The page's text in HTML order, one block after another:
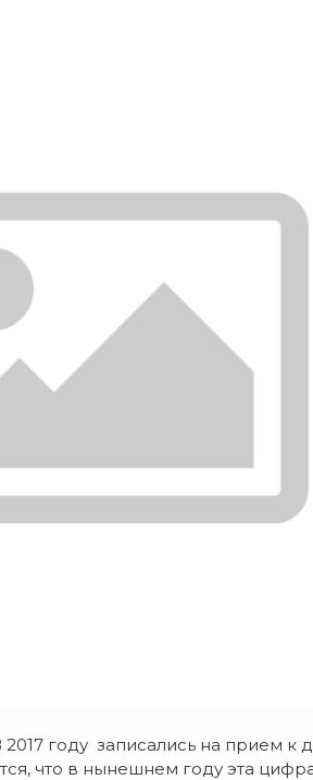
2017 году записались на прием к
что в нынешнем году эта